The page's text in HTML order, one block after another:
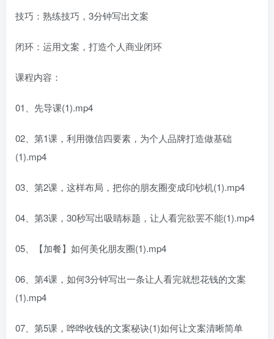
技巧：熟练技巧，3分钟写出文案
闭环：运用文案，打造个人商业闭环
课程内容：
01、先导课(1).mp4
02、第1课，利用微信四要素，为个人品牌打造做基础
(1).mp4
03、第2课，这样布局，把你的朋友圈变成印钞机(1).mp4
04、第3课，30秒写出吸睛标题，让人看完欲罢不能(1).mp4
05、【加餐】如何美化朋友圈(1).mp4
06、第4课，如何3分钟写出一条让人看完就想花钱的文案
(1).mp4
07、第5课，哗哗收钱的文案秘诀(1)如何让文案清晰简单